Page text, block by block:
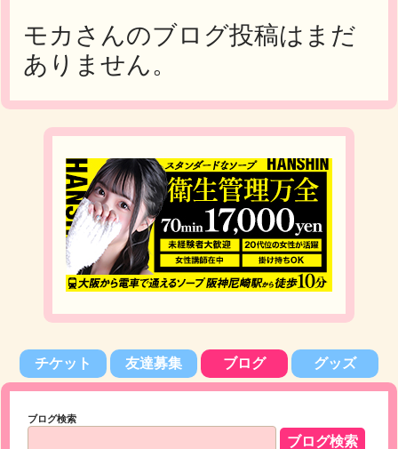
モカさんのブログ投稿はまだ
ありません。
チケット 友達募集 ブログ グッズ
ブログ検索